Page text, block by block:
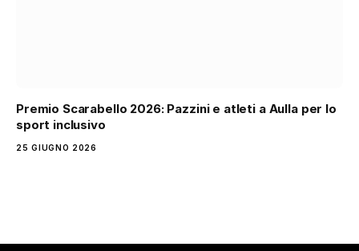
Premio Scarabello 2026: Pazzini e atleti a Aulla per lo
sport inclusivo
25 GIUGNO 2026